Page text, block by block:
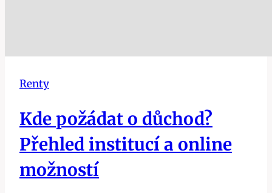
Renty
Kde požádat o důchod?
Přehled institucí a online
možností